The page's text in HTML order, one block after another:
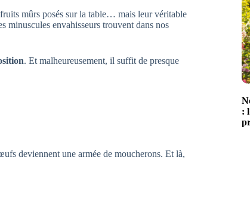
mûrs posés sur la table… mais leur véritable
minuscules envahisseurs trouvent dans nos
. Et malheureusement, il suffit de presque
deviennent une armée de moucherons. Et là,
: